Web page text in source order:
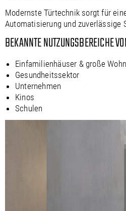
Modernste Türtechnik sorgt für
Automatisierung und zuverlässige
BEKANNTE NUTZUNGSBEREICHE
Einfamilienhäuser & große
Gesundheitssektor
Unternehmen
Kinos
Schulen